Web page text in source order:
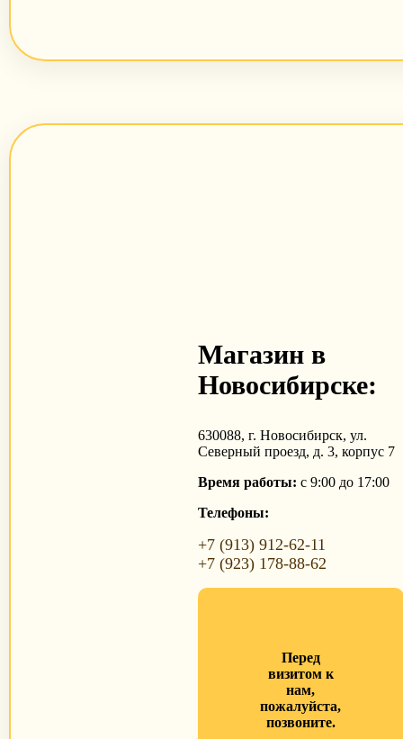
Магазин в
Новосибирске:
630088, г. Новосибирск, ул.
Северный проезд, д. 3, корпус 7
Время работы: с 9:00 до 17:00
Телефоны:
+7 (913) 912-62-11
+7 (923) 178-88-62
Перед
визитом к
нам,
пожалуйста,
позвоните.